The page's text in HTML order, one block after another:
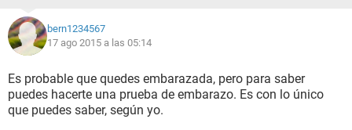
bern1234567
17 ago 2015 a las 05:14
Es probable que quedes embarazada, pero para saber
puedes hacerte una prueba de embarazo. Es con lo único
que puedes saber, según yo.